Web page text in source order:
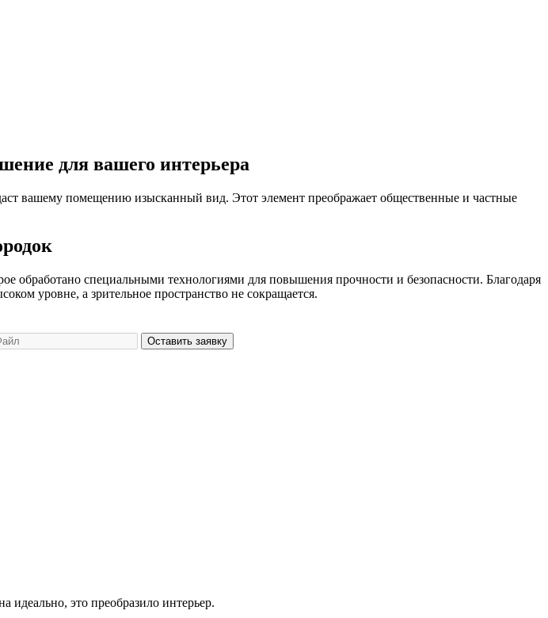
для вашего интерьера
вашему помещению изысканный вид. Этот элемент преображает общественные и частные
обработано специальными технологиями для повышения прочности и безопасности. Благодаря
уровне, а зрительное пространство не сокращается.
Оставить заявку
идеально, это преобразило интерьер.